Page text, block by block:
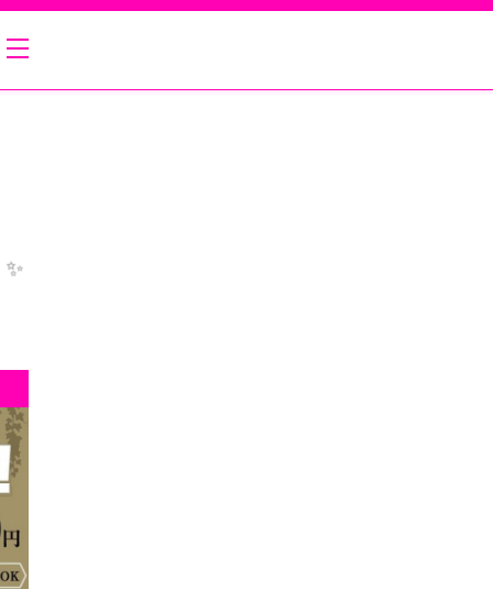
イト・アルバイトお仕事探しなら！｜397（さんきゅーな） 琴似 Girls